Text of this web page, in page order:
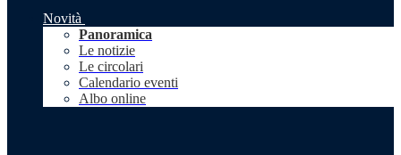
Novità
Panoramica
Le notizie
Le circolari
Calendario eventi
Albo online